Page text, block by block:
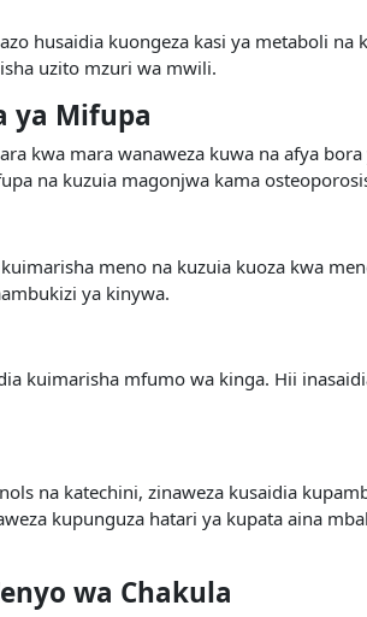
husaidia kuongeza kasi ya metaboli
uzito mzuri wa mwili.
ya Mifupa
kwa mara wanaweza kuwa na afya
na kuzuia magonjwa kama
meno na kuzuia kuoza kwa
ya kinywa.
kuimarisha mfumo wa kinga. Hii
na katechini, zinaweza kusaidia
kupunguza hatari ya kupata aina
wa Chakula